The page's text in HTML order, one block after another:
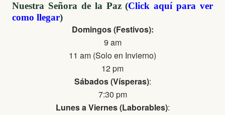
Nuestra Señora de la Paz (Click aquí para ver
como llegar)
Domingos (Festivos):
9 am
11 am (Solo en Invierno)
12 pm
Sábados (Vísperas):
7:30 pm
Lunes a Viernes (Laborables):